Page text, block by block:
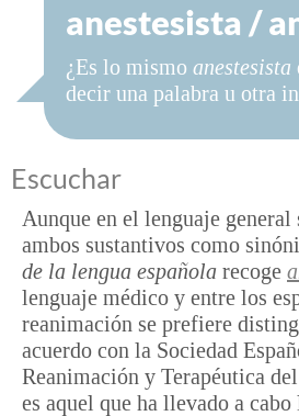
FundéuRAE es una
y la Real Academia
el buen uso del español en
Internet.
anestesista /
¿Es lo mismo anestesista
decir una palabra u otra
Escuchar
Aunque en el lenguaje
ambos sustantivos como
de la lengua española recoge
lenguaje médico y entre los
reanimación se prefiere
acuerdo con la Sociedad
Reanimación y Terapéutica
es aquel que ha llevado a